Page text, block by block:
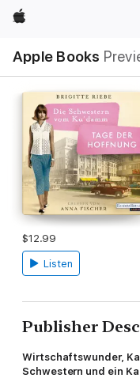
Apple
Apple Books
Nav
Open
Menu
$12.99
Listen
Publisher
Wirtschaftswunder,
Schwestern und ein